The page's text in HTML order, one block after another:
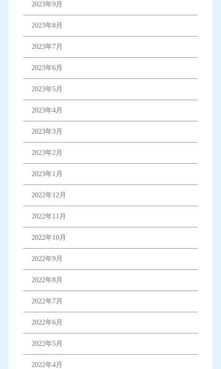
2023年9月
2023年8月
2023年7月
2023年6月
2023年5月
2023年4月
2023年3月
2023年2月
2023年1月
2022年12月
2022年11月
2022年10月
2022年9月
2022年8月
2022年7月
2022年6月
2022年5月
2022年4月